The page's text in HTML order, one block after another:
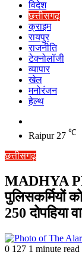
विदेश
छत्तीसगढ़
क्राइम
रायपुर
राजनीति
टेक्नोलॉजी
व्यापार
खेल
मनोरंजन
हेल्थ
skin
Raipur 27 ℃
छत्तीसगढ़
MADHYA
पुलिसकर्मियों
250 दोपहिया
0 127 1 minute read